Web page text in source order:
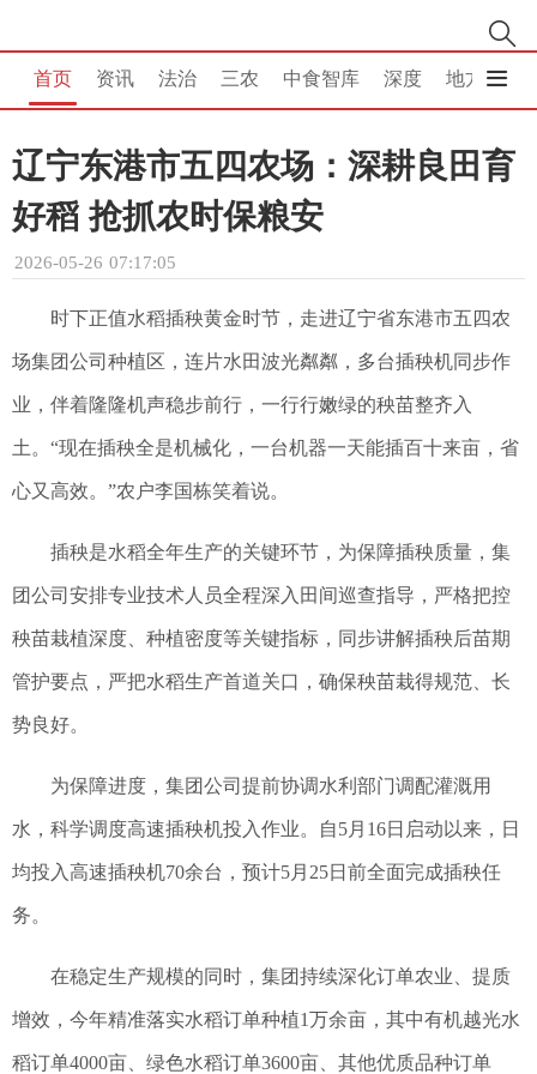
首页 资讯 法治 三农 中食智库 深度 地方
辽宁东港市五四农场：深耕良田育
好稻 抢抓农时保粮安
2026-05-26 07:17:05
时下正值水稻插秧黄金时节，走进辽宁省东港市五四农
场集团公司种植区，连片水田波光粼粼，多台插秧机同步作
业，伴着隆隆机声稳步前行，一行行嫩绿的秧苗整齐入
土。“现在插秧全是机械化，一台机器一天能插百十来亩，省
心又高效。”农户李国栋笑着说。
插秧是水稻全年生产的关键环节，为保障插秧质量，集
团公司安排专业技术人员全程深入田间巡查指导，严格把控
秧苗栽植深度、种植密度等关键指标，同步讲解插秧后苗期
管护要点，严把水稻生产首道关口，确保秧苗栽得规范、长
势良好。
为保障进度，集团公司提前协调水利部门调配灌溉用
水，科学调度高速插秧机投入作业。自5月16日启动以来，日
均投入高速插秧机70余台，预计5月25日前全面完成插秧任
务。
在稳定生产规模的同时，集团持续深化订单农业、提质
增效，今年精准落实水稻订单种植1万余亩，其中有机越光水
稻订单4000亩、绿色水稻订单3600亩、其他优质品种订单